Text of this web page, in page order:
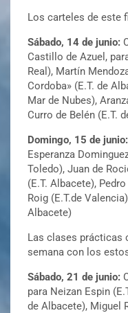
Los carteles de este
Sábado, 14 de junio:
Castillo de Azuel,
Real), Martín
Cordoba» (E.T. de
Mar de Nubes),
Curro de Belén (E.T.
Domingo, 15 de junio:
Esperanza
Toledo), Juan de
(E.T. Albacete),
Roig (E.T.de
Albacete)
Las clases prácticas
semana con los
Sábado, 21 de junio:
para Neizan Espin
de Albacete), Miguel